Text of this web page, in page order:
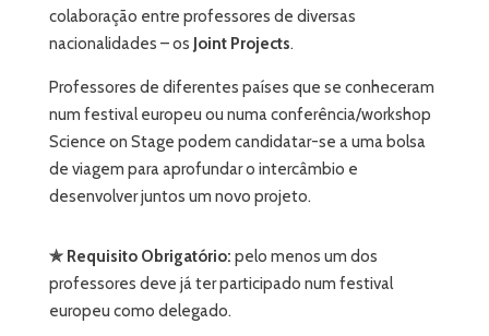
colaboração entre professores de diversas
nacionalidades – os Joint Projects.
Professores de diferentes países que se conheceram
num festival europeu ou numa conferência/workshop
Science on Stage podem candidatar-se a uma bolsa
de viagem para aprofundar o intercâmbio e
desenvolver juntos um novo projeto.
✯ Requisito Obrigatório: pelo menos um dos
professores deve já ter participado num festival
europeu como delegado.